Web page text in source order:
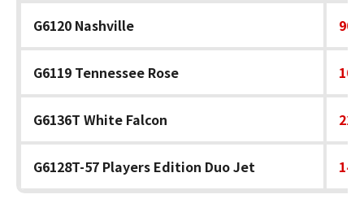
G6120 Nashville
G6119 Tennessee Rose
G6136T White Falcon
G6128T-57 Players Edition Duo Jet